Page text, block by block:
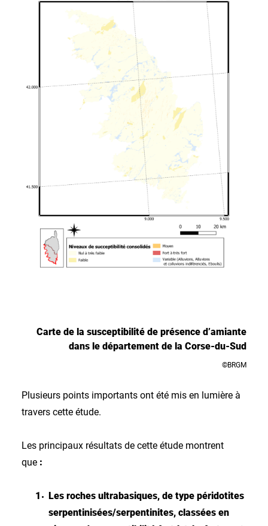
Carte de la susceptibilité de présence d’amiante
dans le département de la Corse-du-Sud
©BRGM
Plusieurs points importants ont été mis en lumière à
travers cette étude.
Les principaux résultats de cette étude montrent
que :
Les roches ultrabasiques, de type péridotites
serpentinisées/serpentinites, classées en